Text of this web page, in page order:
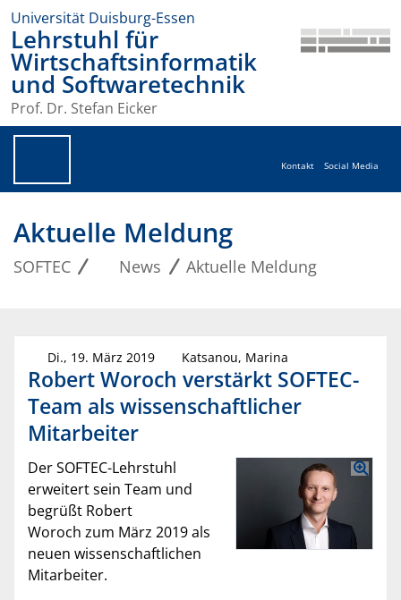
Universität Duisburg-Essen
Lehrstuhl für
Wirtschaftsinformatik
und Softwaretechnik
Prof. Dr. Stefan Eicker
Kontakt Social Media
Aktuelle Meldung
SOFTEC News Aktuelle Meldung
Di., 19. März 2019 Katsanou, Marina
Robert Woroch verstärkt SOFTEC-
Team als wissenschaftlicher
Mitarbeiter
Der SOFTEC-Lehrstuhl
erweitert sein Team und
begrüßt Robert
Woroch zum März 2019 als
neuen wissenschaftlichen
Mitarbeiter.